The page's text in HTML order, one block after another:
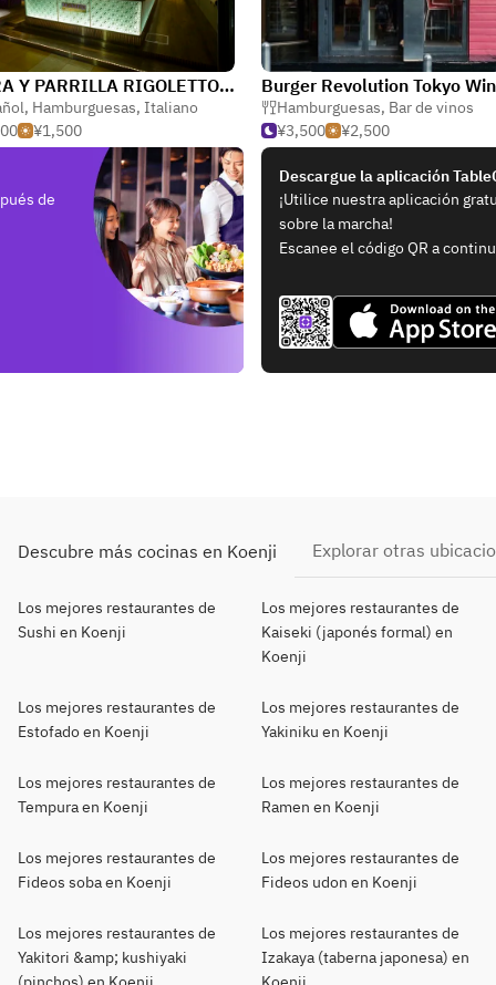
BARRA Y PARRILLA RIGOLETTO (Roppongi)
, Hamburguesas, Italiano
¥1,500
Hamburguesas, Bar de vinos
¥3,500
¥2,500
de
Descargue la aplicación
¡Utilice nuestra aplicación
sobre la marcha!
Escanee el código QR a
Descubre más cocinas en Koenji Explorar otras
Los mejores restaurantes de
Sushi en Koenji
Los mejores restaurantes de
Kaiseki (japonés formal) en
Koenji
Los mejores restaurantes de
Estofado en Koenji
Los mejores restaurantes de
Yakiniku en Koenji
Los mejores restaurantes de
Tempura en Koenji
Los mejores restaurantes de
Ramen en Koenji
Los mejores restaurantes de
Fideos soba en Koenji
Los mejores restaurantes de
Fideos udon en Koenji
Los mejores restaurantes de
Yakitori &amp; kushiyaki
Los mejores restaurantes de
Izakaya (taberna japonesa) en